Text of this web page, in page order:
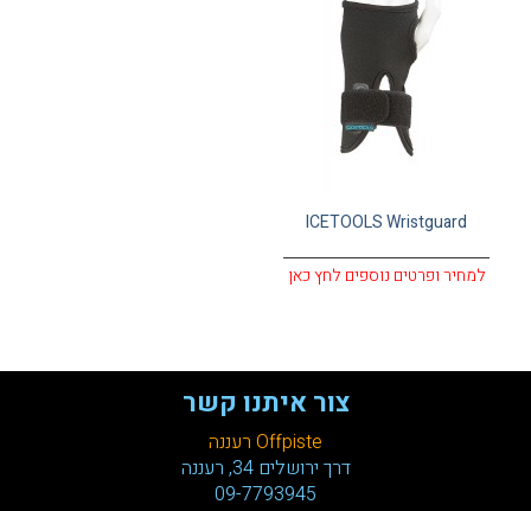
ICETOOLS Wristguard
למחיר ופרטים נוספים לחץ כאן
צור איתנו קשר
Offpiste רעננה
דרך ירושלים 34, רעננה
09-7793945